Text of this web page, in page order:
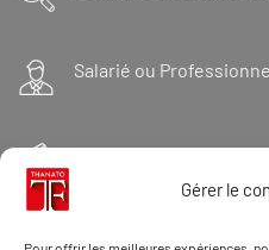
Gérer le
Salarié ou
Financeur : tapez 3
Et « 98 » pour une